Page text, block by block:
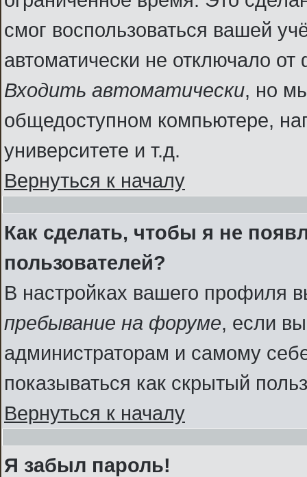
смог воспользоваться вашей
автоматически не отключало
Входить автоматически, но
общедоступном компьютере,
университете и т.д.
Вернуться к началу
Как сделать, чтобы я не
пользователей?
В настройках вашего профиля
пребывание на форуме, если
администраторам и самому
показываться как скрытый
Вернуться к началу
Я забыл пароль!